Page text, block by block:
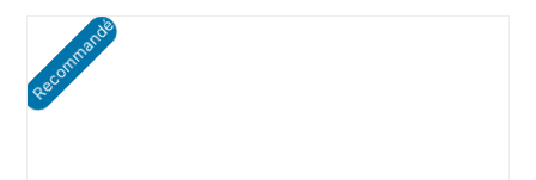
Recommandé